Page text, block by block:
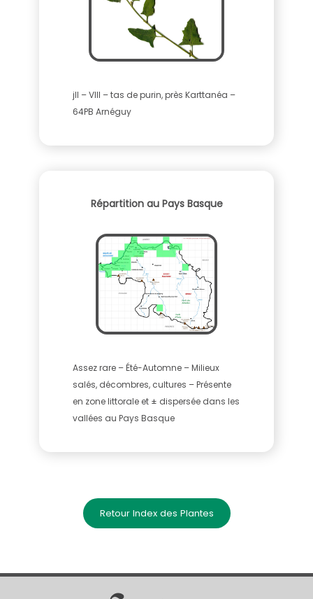
jll – VIII – tas de purin, près Karttanéa –
64PB Arnéguy
Répartition au Pays Basque
Assez rare – Été-Automne – Milieux
salés, décombres, cultures – Présente
en zone littorale et ± dispersée dans les
vallées au Pays Basque
Retour Index des Plantes